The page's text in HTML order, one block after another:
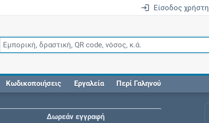
Είσοδος χρήστη
Κωδικοποιήσεις Εργαλεία Περί Γαληνού
Δωρεάν εγγραφή